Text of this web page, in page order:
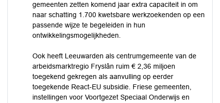
gemeenten zetten komend jaar extra capaciteit in om
naar schatting 1.700 kwetsbare werkzoekenden op een
passende wijze te begeleiden in hun
ontwikkelingsmogelijkheden.
Ook heeft Leeuwarden als centrumgemeente van de
arbeidsmarktregio Fryslân ruim € 2,36 miljoen
toegekend gekregen als aanvulling op eerder
toegekende React-EU subsidie. Friese gemeenten,
instellingen voor Voortgezet Speciaal Onderwijs en